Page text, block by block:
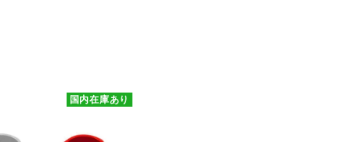
国内在庫あり